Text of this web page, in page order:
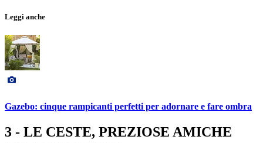
Leggi anche
Gazebo: cinque rampicanti perfetti per adornare e fare ombra
3 - LE CESTE, PREZIOSE AMICHE